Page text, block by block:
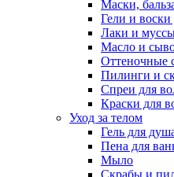
Маски,
Гели и воски
Лаки и
Масло и
Оттеночные
Пилинги и
Спреи для
Краски для
Уход за телом
Гель для
Пена для
Мыло
Скрабы и